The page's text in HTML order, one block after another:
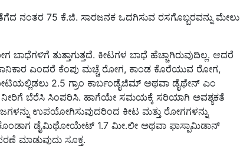
ನಂತರ 75 ಕೆ.ಜಿ. ಸಾರಜನಕ ಒದಗಿಸುವ ರಸಗೊಬ್ಬರವನ್ನು ಮೇಲು
ತುತ್ತಾಗುತ್ತದೆ. ಕೀಟಗಳ ಬಾಧೆ ಹೆಚ್ಚಾಗಿರುವುದಿಲ್ಲ. ಆದರೆ
ಎಂದರೆ ಕೆಂಪು ಮಚ್ಚೆ ರೋಗ, ಕಾಂಡ ಕೊರೆಯುವ ರೋಗ,
2.5 ಗ್ರಾಂ ಕಾರ್ಬಂಡೈಜಿಮ್ ಅಥವಾ ಡೈಥೇನ್ ಎಂ
ಬೆರೆಸಿ ಸಿಂಪರಿಸಿ. ಹಾಗೆಯೇ ಸಮಯಕ್ಕೆ ಸರಿಯಾಗಿ ಅವಶ್ಯಕತೆ
ಉಪಯೋಗಿಸುವುದರಿಂದ ಕೀಟ ಮತ್ತು ರೋಗಗಳನ್ನು
ಡೈಮಿಥೋಯೇಟ್ 1.7 ಮೀ.ಲೀ ಅಥವಾ ಫಾಸ್ಪಾಮಿಡಾನ್
ಮಾಡುವುದು ಸೂಕ್ತ.